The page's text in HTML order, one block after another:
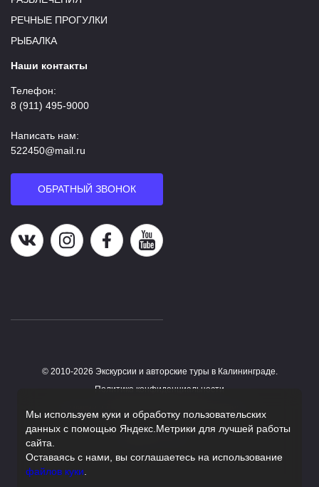
РЕЧНЫЕ ПРОГУЛКИ
РЫБАЛКА
Наши контакты
Телефон:
8 (911) 495-9000
Написать нам:
522450@mail.ru
ОБРАТНЫЙ ЗВОНОК
Наша группа в ВКНаша страница в Instagram
Наша группа в Facebook
Наш канал на YouTube
© 2010-2026 Экскурсии и авторские туры в Калининграде.
Политика конфиденциальности
Работает на HostCMS
Мы используем куки и обработку пользовательских
данных с помощью Яндекс.Метрики для лучшей работы
сайта.
Оставаясь с нами, вы соглашаетесь на использование
файлов куки